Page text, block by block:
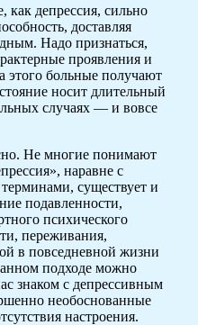
как депрессия, сильно
доставляя
Надо признаться,
проявления и
этого больные получают
носит длительный
случаях — и вовсе
Не многие понимают
наравне с
существует и
подавленности,
психического
переживания,
в повседневной жизни
подходе можно
знаком с депрессивным
необоснованные
настроения.